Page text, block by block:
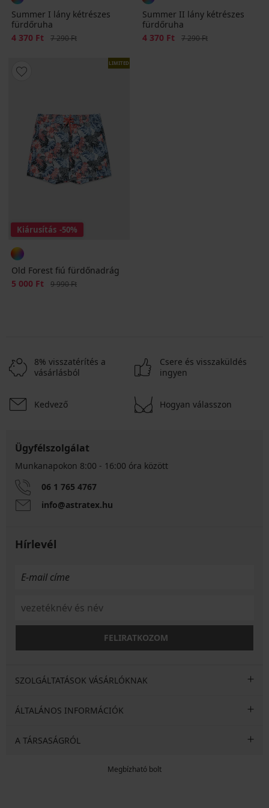
Summer I lány kétrészes
fürdőruha
Kedvezmény
4 370 Ft Eredeti ár
7 290 Ft
Summer II lány kétrészes
fürdőruha
Kedvezmény
4 370 Ft Eredeti ár
7 290 Ft
LIMITED
Kiárusítás -50%
Old Forest fiú fürdőnadrág
Kedvezmény
5 000 Ft Eredeti ár
9 990 Ft
8% visszatérítés a
vásárlásból
Csere és visszaküldés
ingyen
Kedvező Hogyan válasszon
Ügyfélszolgálat
Munkanapokon 8:00 - 16:00 óra között
06 1 765 4767
info@astratex.hu
Hírlevél
FELIRATKOZOM
SZOLGÁLTATÁSOK VÁSÁRLÓKNAK
ÁLTALÁNOS INFORMÁCIÓK
A TÁRSASÁGRÓL
Megbízható bolt